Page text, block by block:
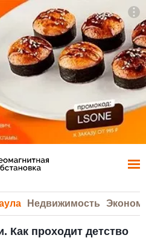
Недвижимость
Как проходит детство